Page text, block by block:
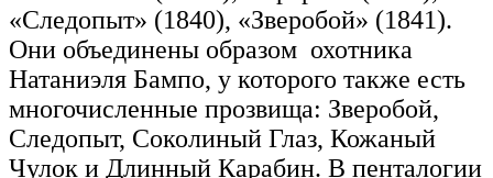
«Следопыт» (1840), «Зверобой» (1841).
Они объединены образом охотника
Натаниэля Бампо, у которого также есть
многочисленные прозвища: Зверобой,
Следопыт, Соколиный Глаз, Кожаный
Чулок и Длинный Карабин. В пенталогии